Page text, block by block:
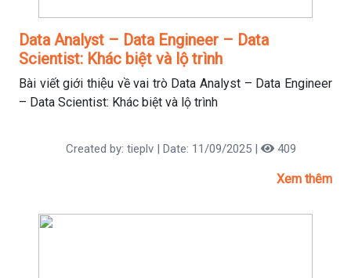
Data Analyst – Data Engineer – Data
Scientist: Khác biệt và lộ trình
Bài viết giới thiệu về vai trò Data Analyst – Data Engineer
– Data Scientist: Khác biệt và lộ trình
Created by: tieplv | Date: 11/09/2025 | 409
Xem thêm